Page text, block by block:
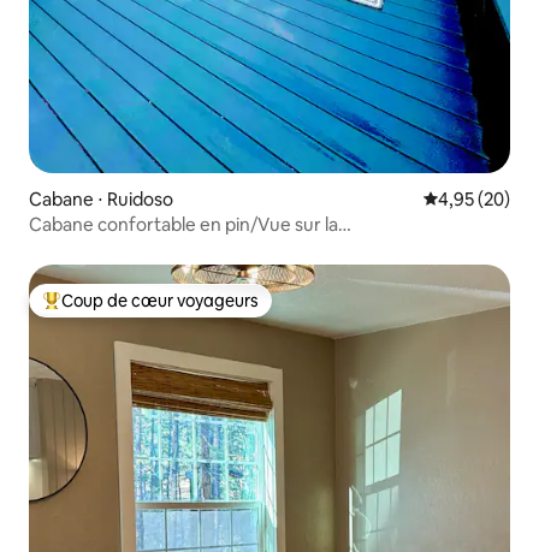
Cabane ⋅ Ruidoso Évaluation
4,95 (20)
Cabane confortable en pin/Vue sur la
Coups de cœur voyageurs les plus appréciés
Coup de cœur voyageurs